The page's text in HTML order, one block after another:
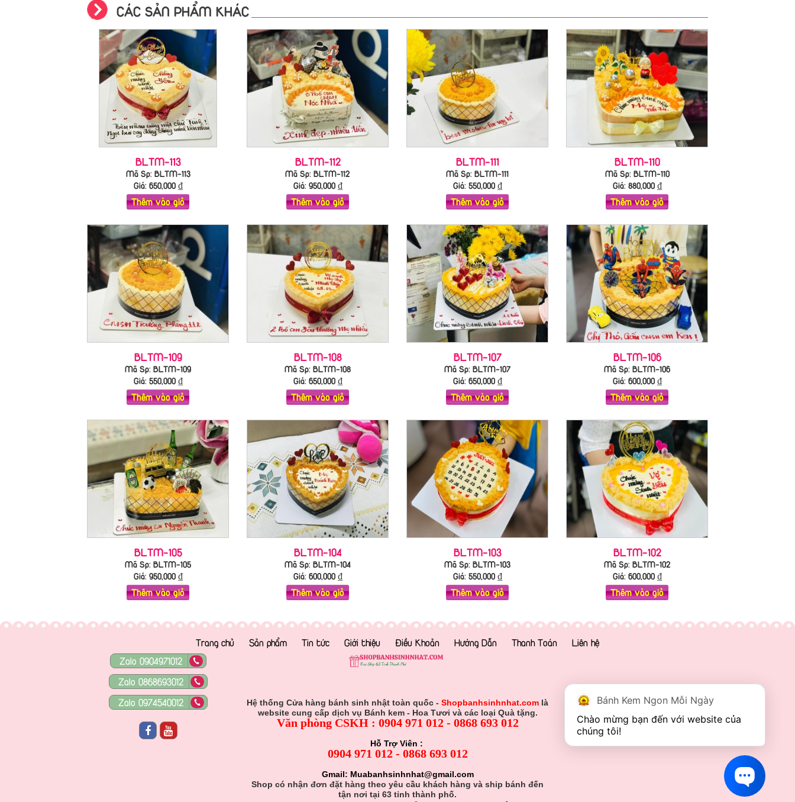
CÁC SẢN PHẨM KHÁC
BLTM-113
Mã Sp: BLTM-113
Giá: 650,000₫
Thêm vào giỏ
BLTM-112
Mã Sp: BLTM-112
Giá: 950,000₫
Thêm vào giỏ
BLTM-111
Mã Sp: BLTM-111
Giá: 550,000₫
Thêm vào giỏ
BLTM-110
Mã Sp: BLTM-110
Giá: 880,000₫
Thêm vào giỏ
BLTM-109
Mã Sp: BLTM-109
Giá: 550,000₫
Thêm vào giỏ
BLTM-108
Mã Sp: BLTM-108
Giá: 650,000₫
Thêm vào giỏ
BLTM-107
Mã Sp: BLTM-107
Giá: 650,000₫
Thêm vào giỏ
BLTM-106
Mã Sp: BLTM-106
Giá: 600,000₫
Thêm vào giỏ
BLTM-105
Mã Sp: BLTM-105
Giá: 950,000₫
Thêm vào giỏ
BLTM-104
Mã Sp: BLTM-104
Giá: 600,000₫
Thêm vào giỏ
BLTM-103
Mã Sp: BLTM-103
Giá: 550,000₫
Thêm vào giỏ
BLTM-102
Mã Sp: BLTM-102
Giá: 600,000₫
Thêm vào giỏ
Trang chủ Sản phẩm Tin tức Giới thiệu Điều Khoản Hướng Dẫn Thanh Toán
Liên hệ
Zalo 0904971012
Zalo 0868693012
Zalo 0974540012
Hệ thống Cửa hàng bánh sinh nhật toàn quốc - Shopbanhsinhnhat.com là
website cung cấp dịch vụ Bánh kem - Hoa Tươi và các loại Quà tặng.
Văn phòng CSKH : 0904 971 012 - 0868 693 012
Hỗ Trợ Viên :
0904 971 012 - 0868 693 012
Gmail: Muabanhsinhnhat@gmail.com
Shop có nhận đơn đặt hàng theo yêu cầu khách hàng và ship bánh đến
tận nơi tại 63 tỉnh thành phố.
Bánh Kem Ngon Mỗi Ngày
Chào mừng bạn đến với website của
chúng tôi!